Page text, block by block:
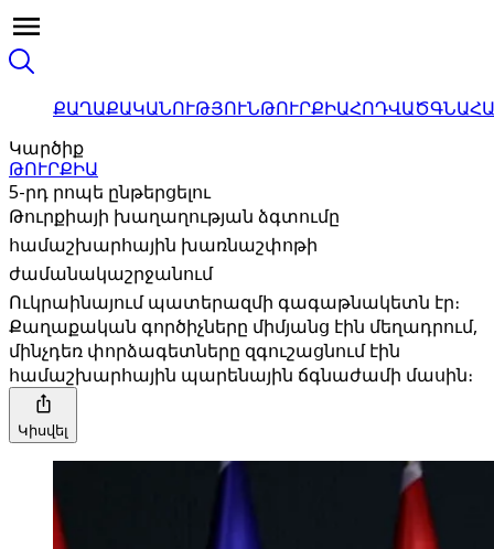
ՔԱՂԱՔԱԿԱՆՈՒԹՅՈՒՆԹՈՒՐՔԻԱՀՈԴՎԱԾ
Կարծիք
ԹՈՒՐՔԻԱ
5-րդ րոպե ընթերցելու
Թուրքիայի խաղաղության ձգտումը
համաշխարհային խառնաշփոթի
ժամանակաշրջանում
Ուկրաինայում պատերազմի գագաթնակետն էր։
Քաղաքական գործիչները միմյանց էին մեղադրում,
մինչդեռ փորձագետները զգուշացնում էին
համաշխարհային պարենային ճգնաժամի մասին։
Կիսվել